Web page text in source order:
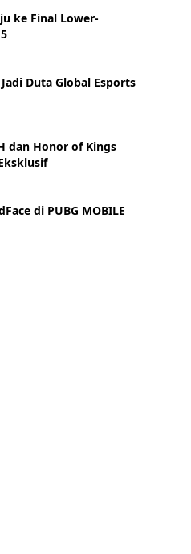
ke Final Lower-
Duta Global Esports
dan Honor of Kings
di PUBG MOBILE